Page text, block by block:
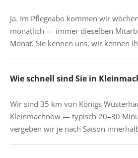
Ja. Im Pflegeabo kommen wir
monatlich — immer dieselben
Monat. Sie kennen uns, wir kennen
Wie schnell sind Sie in
Wir sind 35 km von Königs
Kleinmachnow — typisch 20–30
vergeben wir je nach Saison